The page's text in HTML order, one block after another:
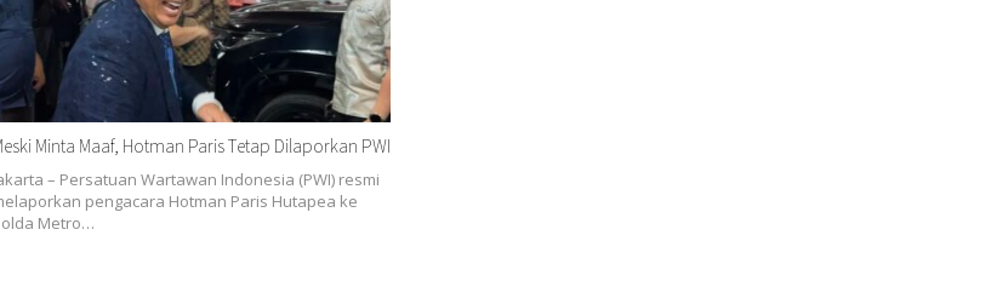
Minta Maaf, Hotman Paris Tetap Dilaporkan PWI
– Persatuan Wartawan Indonesia (PWI) resmi
pengacara Hotman Paris Hutapea ke
Metro…